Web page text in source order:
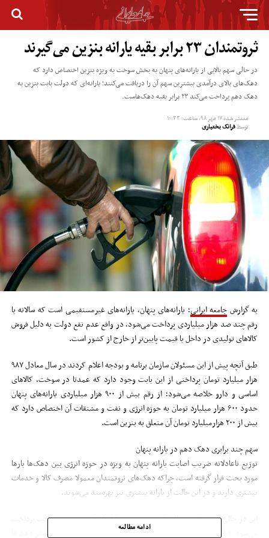
ثروتمندان ۲۳ برابر بقیه یارانه بنزین می‌گیرند
در حالی سهم بالایی از یارانه‌های پنهان به بخش سوخت به ویژه بنزین اختصاص دارد که
دهک‌های بالای درآمدی بیشترین سهم آن را دریافت می‌کنند؛ یارانه‌ای که دولت بابت بنزین به
دهک‌ دهم پرداخت می‌کند ۲۳ برابر بقیه دهک‌هاست.
منتشر شده۱۷ مهر ۹۸, ساعت: ۱۰:۳۳
توسطفرانک بختیاری
به گزارش جامعه ایرانی؛ یارانه‌های پنهان، یارانه‌های غیرمستقیمی است که سالانه با
رقم چند صد هزار میلیاردی پرداخت می‌شود، در واقع عدم نفع دولت به دلیل فروش
کالاهای تولیدی در داخل با قیمت پایین‌تر از خارج از کشور است.
طبق آنچه پیش از این مسئولان سازمان برنامه و بودجه اعلام کردند در سال معادل ۹۸۷
هزار میلیارد تومان پرداختی از این بابت وجود دارد که عمدتا در سوخت، کالاهای
اساسی و دارو خلاصه می‌شود؛ از رقم بیش از ۹۰۰ هزار میلیاردی یارانه‌های پنهان
حدود ۶۰۰ هزار میلیارد تومان به حوزه انرژی و نفت و مشتقات آن اختصاص دارد که
بیش از ۲۰۰ هزارمیلیارد تومان آن متعلق به بنزین است.
سهم چند برابری دهک دهم در یارانه پنهان
توزیع ناعادلانه ضریب اصابت یارانه پنهان به ویژه در حوزه انرژی بین دهک‌ها بارها
مورد بحث قرار گرفته است، چراکه دهک‌های ثروتمندان معمولا مصرف کالا و خدمات
بیشتری دارند و در این حالت از یارانه بیشتری نیز بهره‌مند می‌شوند.
این در حالی است که در حال حاضر و در حوزه یارانه‌ای که در حوزه سوخت پرداخت
می‌شود، دهک دهم که ثروتمندترین گروه جامعه به شمار می‌رود ۲۳ برابر سایر دهک‌ها
ادامه مطالعه